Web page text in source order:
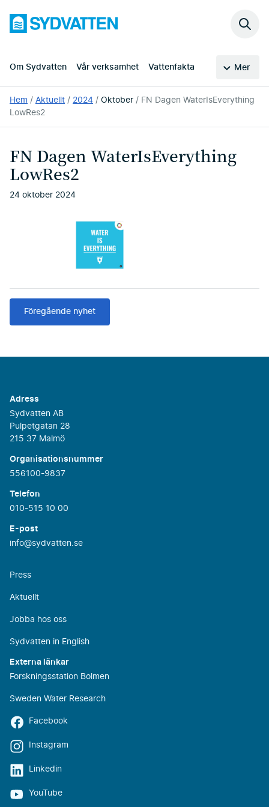
huvudinnehållet
Sydvatten
Om Sydvatten Vår verksamhet Vattenfakta Mer
Sök
Du
är
här:
Hem Aktuellt 2024 Oktober
FN Dagen WaterIsEverything
LowRes2
FN Dagen WaterIsEverything
LowRes2
24 oktober 2024
Föregående nyhet
Adress
Sydvatten AB
Pulpetgatan 28
215 37 Malmö
Organisationsnummer
556100-9837
Telefon
010-515 10 00
E-post
info@sydvatten.se
Press
Aktuellt
Jobba hos oss
Sydvatten in English
Externa länkar
Forskningsstation Bolmen
Sweden Water Research
Facebook
Instagram
Linkedin
YouTube